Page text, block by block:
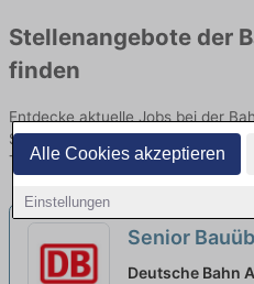
Alle Cookies akzeptieren
Einstellungen
Stellenangebote der
finden
Entdecke aktuelle Jobs bei der
Stellenangebote im
Teilzeit oder Ausbildung.
Senior
Deutsche Bahn